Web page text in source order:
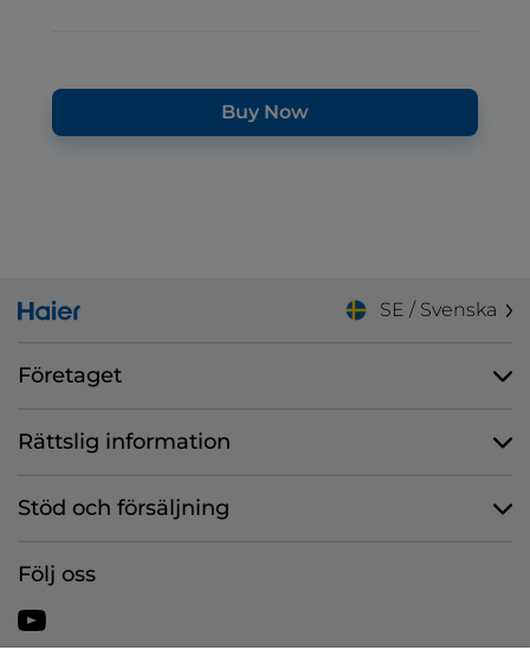
Buy Now
SE / Svenska
Företaget
Rättslig information
Stöd och försäljning
Följ oss